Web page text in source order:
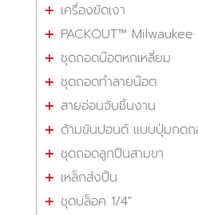
เครื่องขัดเงา
PACKOUT™ Milwaukee
ชุดถอดน๊อตหกเหลี่ยม
ชุดถอดทำลายน๊อต
สายอ่อนจับชิ้นงาน
ด้ามขันปอนด์ แบบปุ่มกด
ชุดถอดลูกปืนสามขา
เหล็กส่งปิ้น
ชุดบล็อค 1/4"